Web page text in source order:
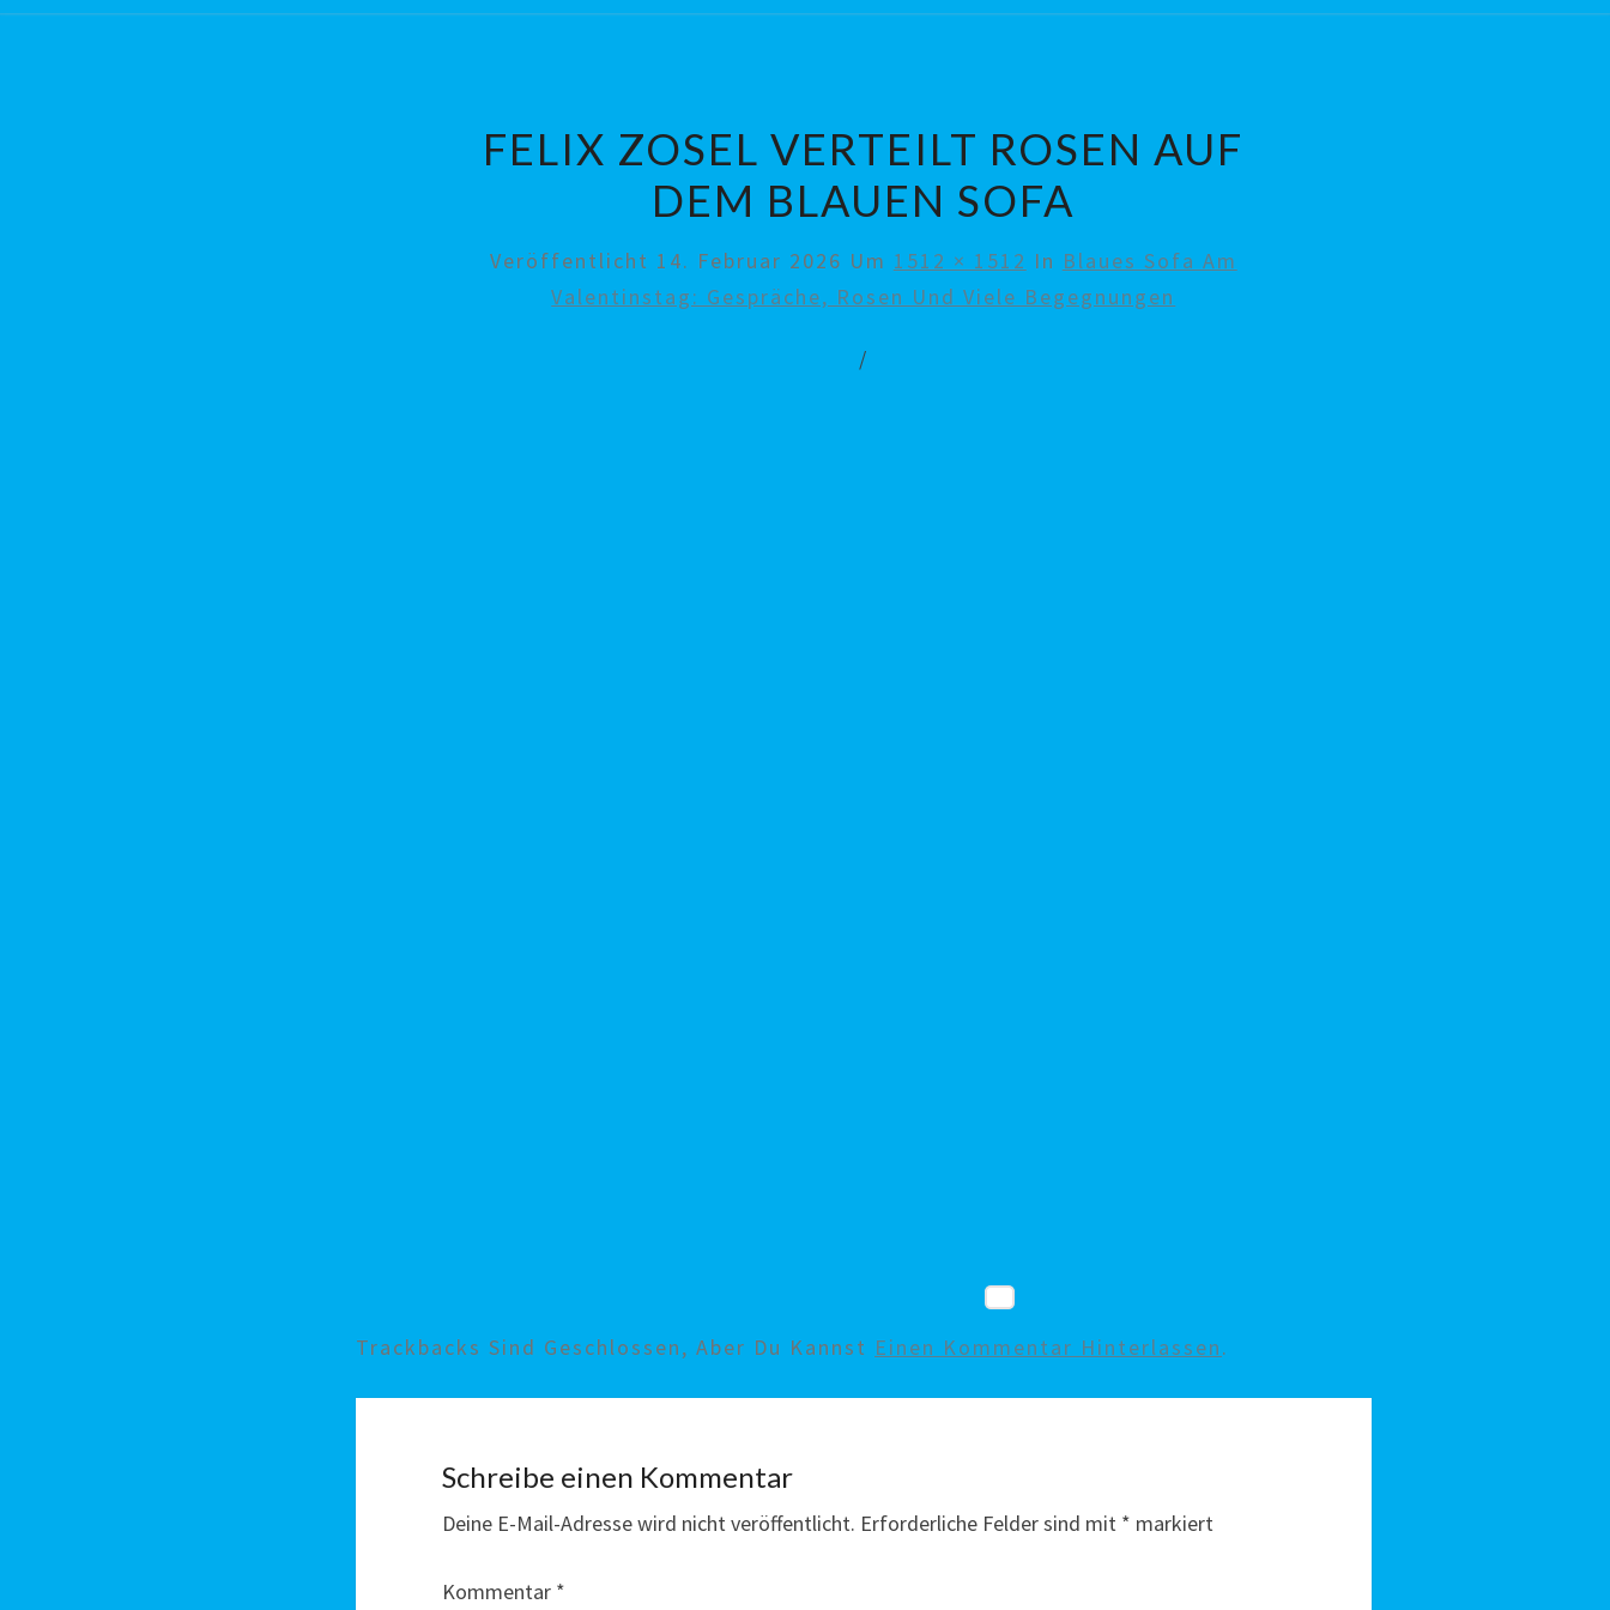
FELIX ZOSEL VERTEILT ROSEN AUF
DEM BLAUEN SOFA
Veröffentlicht 14. Februar 2026 Um 1512 × 1512 In Blaues Sofa Am
Valentinstag: Gespräche, Rosen Und Viele Begegnungen
/
Trackbacks Sind Geschlossen, Aber Du Kannst Einen Kommentar Hinterlassen.
Schreibe einen Kommentar
Deine E-Mail-Adresse wird nicht veröffentlicht. Erforderliche Felder sind mit * markiert
Kommentar *